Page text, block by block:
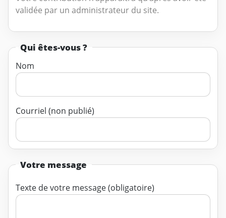
validée par un administrateur du site.
Qui êtes-vous ?
Nom
Courriel (non publié)
Votre message
Texte de votre message (obligatoire)